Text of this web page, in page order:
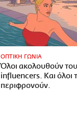
ΟΠΤΙΚΗ ΓΩΝΙΑ
Όλοι ακολουθούν
influencers. Και όλοι
περιφρονούν.